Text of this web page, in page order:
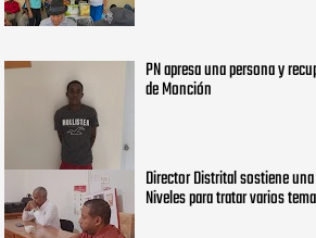
PN apresa una persona y
de Monción
Director Distrital sostiene
Niveles para tratar varios